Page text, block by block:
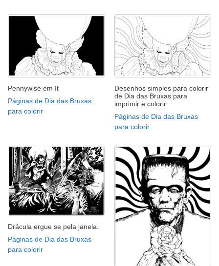
Pennywise em It
Páginas de Dia das Bruxas
para colorir
Desenhos simples para colorir
de Dia das Bruxas para
imprimir e colorir
Páginas de Dia das Bruxas
para colorir
Drácula ergue se pela janela.
Páginas de Dia das Bruxas
para colorir